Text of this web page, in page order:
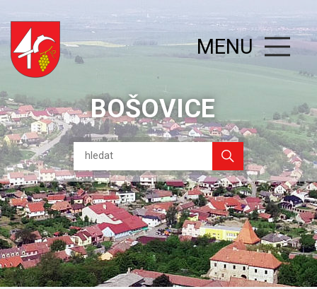
BOŠOVICE
MENU